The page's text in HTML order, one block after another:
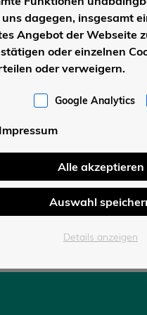
uns dagegen, insgesamt
Angebot der Webseite
oder einzelnen
oder verweigern.
Google Analytics
Impressum
Alle akzeptieren
Auswahl
Details anzeigen